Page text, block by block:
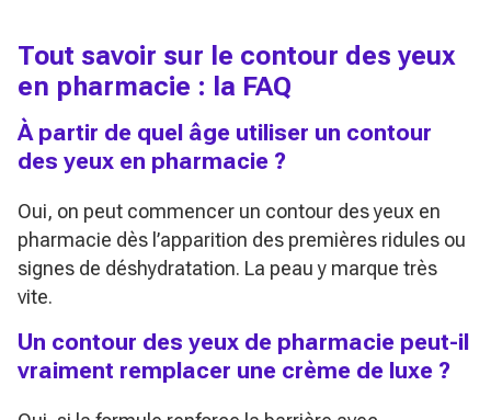
Tout savoir sur le contour des yeux
en pharmacie : la FAQ
À partir de quel âge utiliser un contour
des yeux en pharmacie ?
Oui, on peut commencer un contour des yeux en
pharmacie dès l’apparition des premières ridules ou
signes de déshydratation. La peau y marque très
vite.
Un contour des yeux de pharmacie peut-il
vraiment remplacer une crème de luxe ?